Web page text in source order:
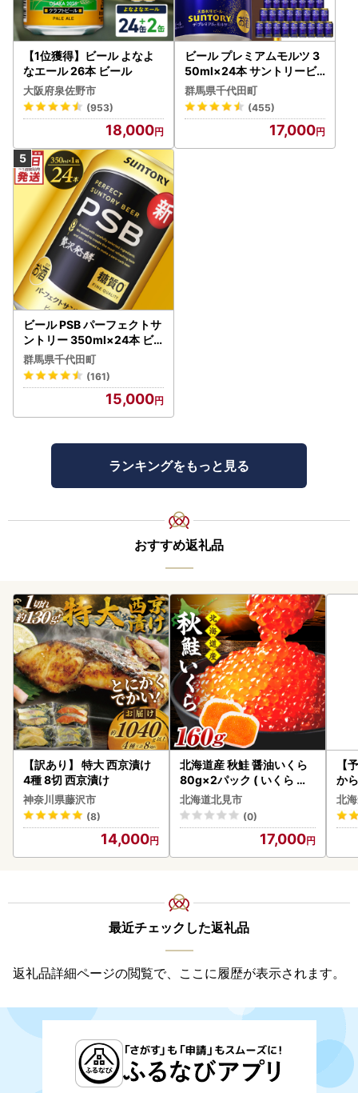
【1位獲得】ビール よなよ
なエール 26本 ビール
大阪府泉佐野市
(953)
18,000
ビール プレミアムモルツ 3
50ml×24本 サントリービ
ール
群馬県千代田町
(455)
17,000
ビール PSB パーフェクトサ
ントリー 350ml×24本 ビ
ール
群馬県千代田町
(161)
15,000
ランキングをもっと見る
おすすめ返礼品
【訳あり】 特大 西京漬け
4種 8切 西京漬け
神奈川県藤沢市
(8)
14,000
北海道産 秋鮭 醤油いくら
80g×2パック ( いくら イ
クラ 魚卵 鮭 サケ さけ 鮭い
くら 醤油漬け パック 北海
道産 ふるさと納税 秋鮭 )【
北海道北見市
(0)
17,000
【
か
ら
g (
)【
北
最近チェックした返礼品
返礼品詳細ページの閲覧で、ここに履歴が表示されます。